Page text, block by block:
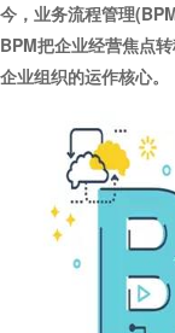
今，业务流程管理
BPM把企业经营焦点
企业组织的运作核心。